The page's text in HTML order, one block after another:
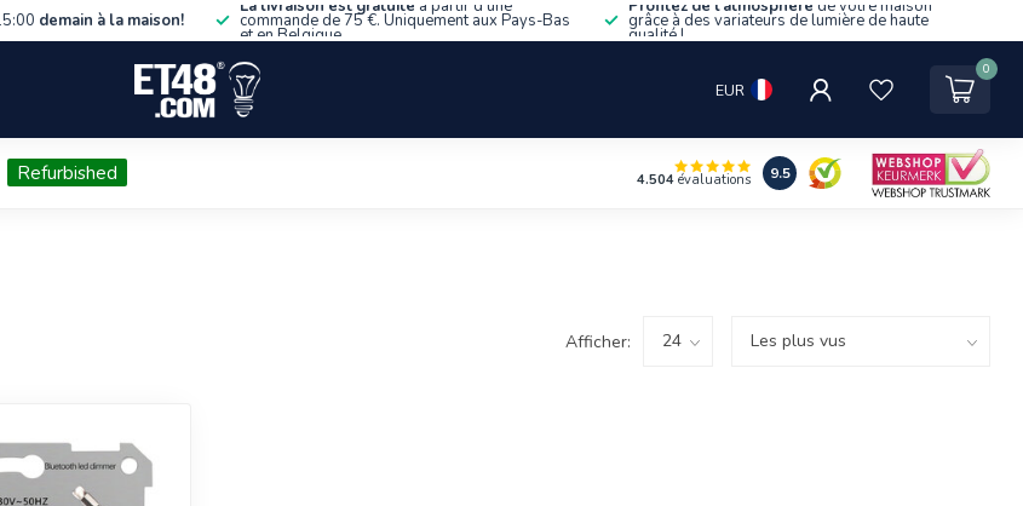
demain à la maison!
La livraison est gratuite à partir d'une
commande de 75 €. Uniquement aux Pays-Bas
et en Belgique.
Profitez de l'atmosphère de votre maison
grâce à des variateurs de lumière de haute
qualité !
EUR
0
Refurbished 4.504 évaluations 9.5
Afficher: